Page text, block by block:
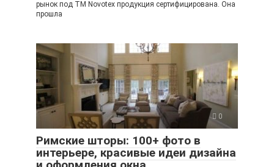
рынок под TM Novotex продукция сертифицирована. Она
прошла
0
Римские шторы: 100+ фото в
интерьере, красивые идеи дизайна